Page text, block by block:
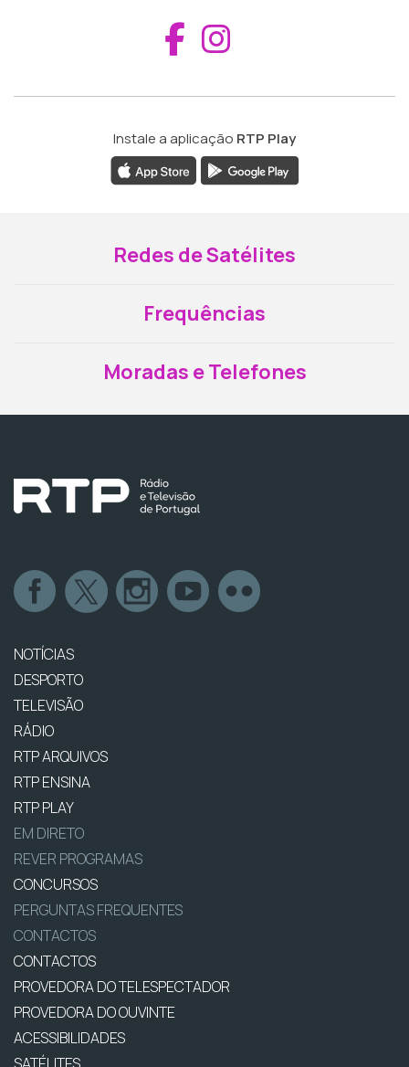
Aceder ao
Instale a aplicação RTP Play
Redes de Satélites
Frequências
Moradas e Telefones
NOTÍCIAS
DESPORTO
TELEVISÃO
RÁDIO
RTP ARQUIVOS
RTP ENSINA
RTP PLAY
EM DIRETO
REVER PROGRAMAS
CONCURSOS
PERGUNTAS FREQUENTES
CONTACTOS
CONTACTOS
PROVEDORA DO TELESPECTADOR
PROVEDORA DO OUVINTE
ACESSIBILIDADES
SATÉLITES